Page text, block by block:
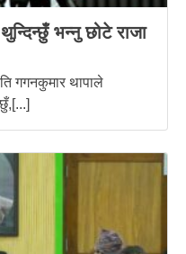
भन्नु छोटे राजा
गगनकुमार थापाले